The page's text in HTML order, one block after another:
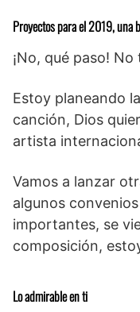
Proyectos para el 2019, una
¡No, qué paso!
Estoy planeando
canción, Dios
artista
Vamos a lanzar
algunos
importantes, se
composición,
Lo admirable en ti